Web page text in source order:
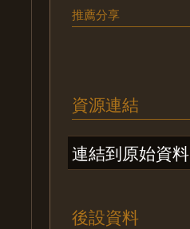
推薦分享
資源連結
連結到原始資料
後設資料